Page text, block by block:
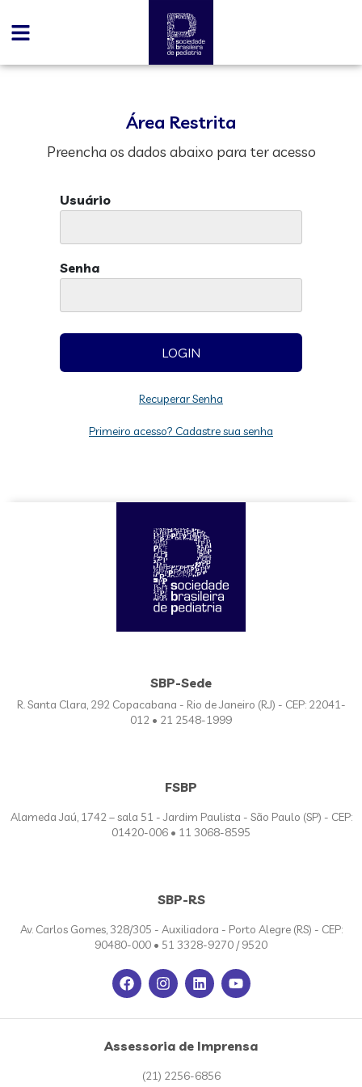
Área Restrita
Preencha os dados abaixo para ter acesso
Usuário
Senha
Recuperar Senha
Primeiro acesso? Cadastre sua senha
SBP-Sede
R. Santa Clara, 292 Copacabana - Rio de Janeiro (RJ) - CEP: 22041-
012 • 21 2548-1999
FSBP
Alameda Jaú, 1742 – sala 51 - Jardim Paulista - São Paulo (SP) - CEP:
01420-006 • 11 3068-8595
SBP-RS
Av. Carlos Gomes, 328/305 - Auxiliadora - Porto Alegre (RS) - CEP:
90480-000 • 51 3328-9270 / 9520
Assessoria de Imprensa
(21) 2256-6856